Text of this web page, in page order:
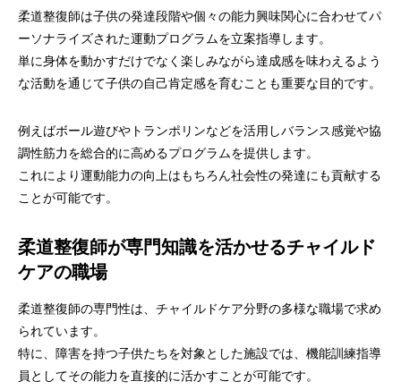
柔道整復師は子供の発達段階や個々の能力興味関心に合わせてパ
ーソナライズされた運動プログラムを立案指導します。
単に身体を動かすだけでなく楽しみながら達成感を味わえるよう
な活動を通じて子供の自己肯定感を育むことも重要な目的です。
例えばボール遊びやトランポリンなどを活用しバランス感覚や協
調性筋力を総合的に高めるプログラムを提供します。
これにより運動能力の向上はもちろん社会性の発達にも貢献する
ことが可能です。
柔道整復師が専門知識を活かせるチャイルド
ケアの職場
柔道整復師の専門性は、チャイルドケア分野の多様な職場で求め
られています。
特に、障害を持つ子供たちを対象とした施設では、機能訓練指導
員としてその能力を直接的に活かすことが可能です。